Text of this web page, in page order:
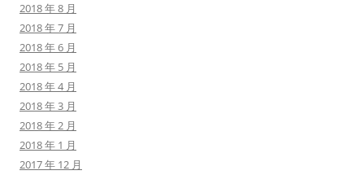
2018 年 8 月
2018 年 7 月
2018 年 6 月
2018 年 5 月
2018 年 4 月
2018 年 3 月
2018 年 2 月
2018 年 1 月
2017 年 12 月